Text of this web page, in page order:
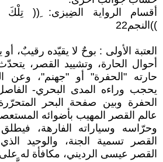
أقسام الرواية الضِيزى: ِ((
))النجم22
العتبة الأولى : بوحٌ لا يقيّده
أحوال الحارة، وتشييد القصر،
حارته "الحفرة" أو "جهنم"، وعن
يحجب وراءه المدى البحري-
الحفرة وبين صفحة البحر
عالم القصر المهيب بأضوائه
وحرّاسه وسياراته الفارهة،
القصر تسمية الجنة، والوحيد
القصر عيسى الرديني، مكافأة له